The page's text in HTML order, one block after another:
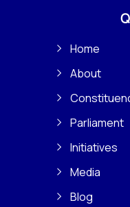
Home
About
Parliament
Initiatives
Media
Blog